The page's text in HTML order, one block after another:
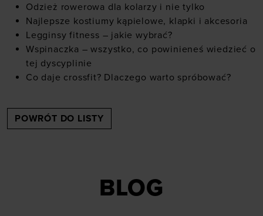
Odzież rowerowa dla kolarzy i nie tylko
Najlepsze kostiumy kąpielowe, klapki i akcesoria
Legginsy fitness – jakie wybrać?
Wspinaczka – wszystko, co powinieneś wiedzieć o
tej dyscyplinie
Co daje crossfit? Dlaczego warto spróbować?
POWRÓT DO LISTY
BLOG